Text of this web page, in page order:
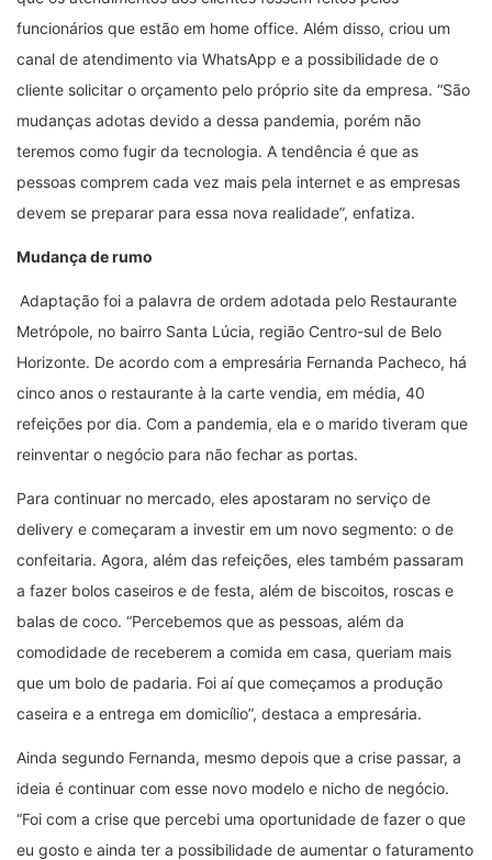
funcionários que estão em home office. Além disso, criou um
canal de atendimento via WhatsApp e a possibilidade de o
cliente solicitar o orçamento pelo próprio site da empresa. “São
mudanças adotas devido a dessa pandemia, porém não
teremos como fugir da tecnologia. A tendência é que as
pessoas comprem cada vez mais pela internet e as empresas
devem se preparar para essa nova realidade”, enfatiza.
Mudança de rumo
Adaptação foi a palavra de ordem adotada pelo Restaurante
Metrópole, no bairro Santa Lúcia, região Centro-sul de Belo
Horizonte. De acordo com a empresária Fernanda Pacheco, há
cinco anos o restaurante à la carte vendia, em média, 40
refeições por dia. Com a pandemia, ela e o marido tiveram que
reinventar o negócio para não fechar as portas.
Para continuar no mercado, eles apostaram no serviço de
delivery e começaram a investir em um novo segmento: o de
confeitaria. Agora, além das refeições, eles também passaram
a fazer bolos caseiros e de festa, além de biscoitos, roscas e
balas de coco. “Percebemos que as pessoas, além da
comodidade de receberem a comida em casa, queriam mais
que um bolo de padaria. Foi aí que começamos a produção
caseira e a entrega em domicílio”, destaca a empresária.
Ainda segundo Fernanda, mesmo depois que a crise passar, a
ideia é continuar com esse novo modelo e nicho de negócio.
“Foi com a crise que percebi uma oportunidade de fazer o que
eu gosto e ainda ter a possibilidade de aumentar o faturamento